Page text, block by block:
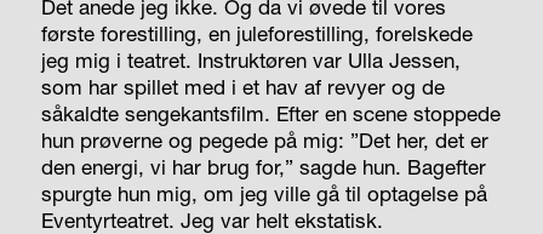
Det anede jeg ikke. Og da vi øvede til vores
første forestilling, en juleforestilling, forelskede
jeg mig i teatret. Instruktøren var Ulla Jessen,
som har spillet med i et hav af revyer og de
såkaldte sengekantsfilm. Efter en scene stoppede
hun prøverne og pegede på mig: ”Det her, det er
den energi, vi har brug for,” sagde hun. Bagefter
spurgte hun mig, om jeg ville gå til optagelse på
Eventyrteatret. Jeg var helt ekstatisk.